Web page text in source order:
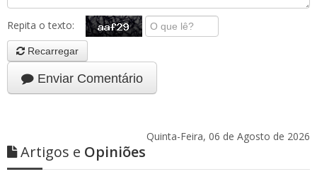
Repita o texto:
Recarregar
Enviar Comentário
Quinta-Feira, 06 de Agosto de 2026
Artigos e Opiniões